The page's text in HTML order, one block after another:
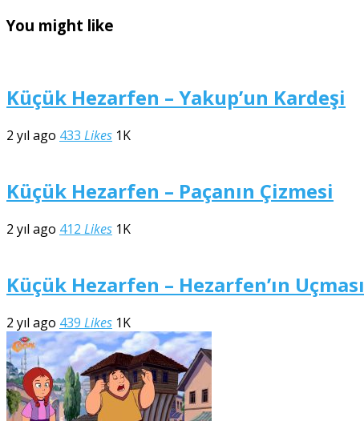
You might like
Küçük Hezarfen – Yakup’un Kardeşi
2 yıl ago 433 Likes 1K
Küçük Hezarfen – Paçanın Çizmesi
2 yıl ago 412 Likes 1K
Küçük Hezarfen – Hezarfen’ın Uçması
2 yıl ago 439 Likes 1K